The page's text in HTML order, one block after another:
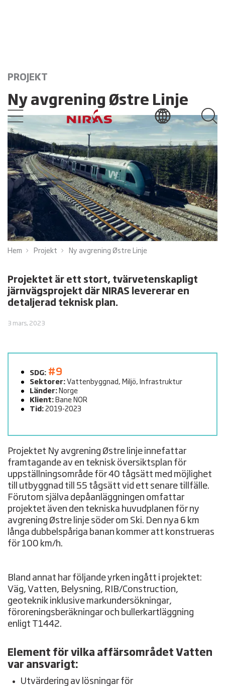
PROJEKT
Ny avgrening Østre Linje
Hem Projekt Ny avgrening Østre Linje
Projektet är ett stort, tvärvetenskapligt
järnvägsprojekt där NIRAS levererar en
detaljerad teknisk plan.
3 mars, 2023
SDG: #9
Sektorer: Vattenbyggnad, Miljö, Infrastruktur
Länder: Norge
Klient: Bane NOR
Tid: 2019-2023
Projektet Ny avgrening Østre linje innefattar
framtagande av en teknisk översiktsplan för
uppställningsområde för 40 tågsätt med möjlighet
till utbyggnad till 55 tågsätt vid ett senare tillfälle.
Förutom själva depåanläggningen omfattar
projektet även den tekniska huvudplanen för ny
avgrening Østre linje söder om Ski. Den nya 6 km
långa dubbelspåriga banan kommer att konstrueras
för 100 km/h.
Bland annat har följande yrken ingått i projektet:
Väg, Vatten, Belysning, RIB/Construction,
geoteknik inklusive markundersökningar,
föroreningsberäkningar och bullerkartläggning
enligt T1442.
Element för vilka affärsområdet Vatten
var ansvarigt:
Utvärdering av lösningar för